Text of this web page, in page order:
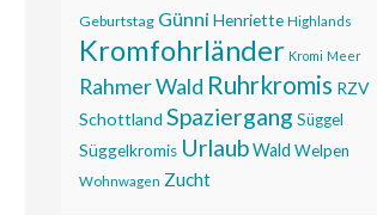
Geburtstag Günni Henriette Highlands
Kromfohrländer Kromi Meer
Rahmer Wald Ruhrkromis RZV
Schottland Spaziergang Süggel
Süggelkromis UrlaubWald Welpen
Wohnwagen Zucht